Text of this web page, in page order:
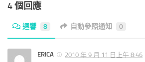
4 個回應
迴響 8 自動參照通知 0
ERICA 2010 年 9 月 11 日上午 8:46